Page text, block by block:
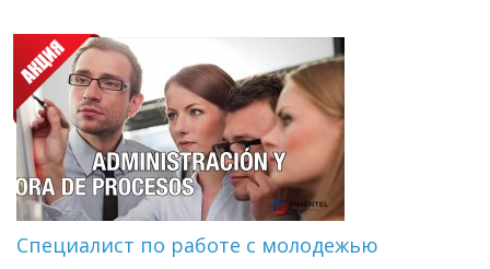
Специалист по работе с молодежью